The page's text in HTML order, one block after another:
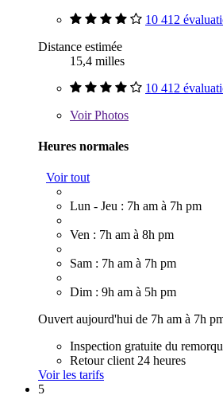
10 412
Distance estimée
15,4 milles
10 412
VoirPhotos
Heures normales
Voir tout
Lun - Jeu : 7h am à 7h pm
Ven : 7h am à 8h pm
Sam : 7h am à 7h pm
Dim : 9h am à 5h pm
Ouvert aujourd'hui de 7h am à 7h
Inspection gratuite du
Retour client 24 heures
Voir les tarifs
5